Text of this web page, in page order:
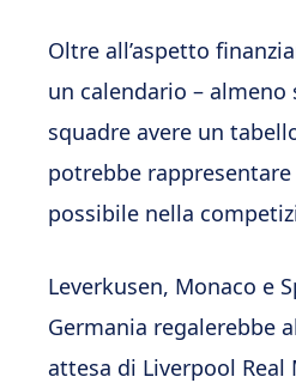
Oltre all’aspetto
un calendario –
squadre avere un
potrebbe
possibile nella
Leverkusen, Monaco e
Germania regalerebbe
attesa di Liverpool